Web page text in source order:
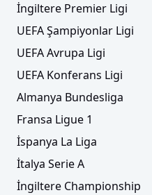
İngiltere Premier Ligi
UEFA Şampiyonlar Ligi
UEFA Avrupa Ligi
UEFA Konferans Ligi
Almanya Bundesliga
Fransa Ligue 1
İspanya La Liga
İtalya Serie A
İngiltere Championship